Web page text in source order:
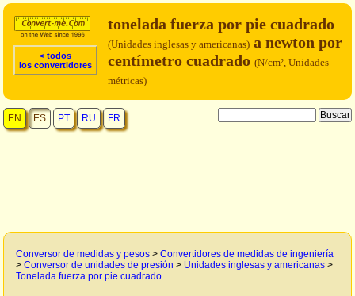
< todos
los convertidores
tonelada fuerza por pie cuadrado
(Unidades inglesas y americanas) a newton por
centímetro cuadrado (N/cm², Unidades
métricas)
EN ES PT RU FR
Conversor de medidas y pesos > Convertidores de medidas de ingeniería
> Conversor de unidades de presión > Unidades inglesas y americanas >
Tonelada fuerza por pie cuadrado